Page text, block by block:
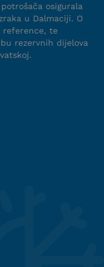
osigurala
u Dalmaciji. O
reference, te
rezervnih dijelova